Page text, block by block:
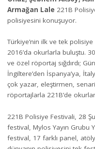
Armağan Lale 221B
polisiyesini konuşuyor.
Türkiye’nin ilk ve tek
2016’da okurlarla buluştu.
ve özel röportaj sığdırdı;
İngiltere’den İspanya’ya,
çok yazar, eleştirmen,
röportajlarla 221B’de
221B Polisiye Festivali, 28
festival, Mylos Yayın Grubu
festival, 17 farklı panel,